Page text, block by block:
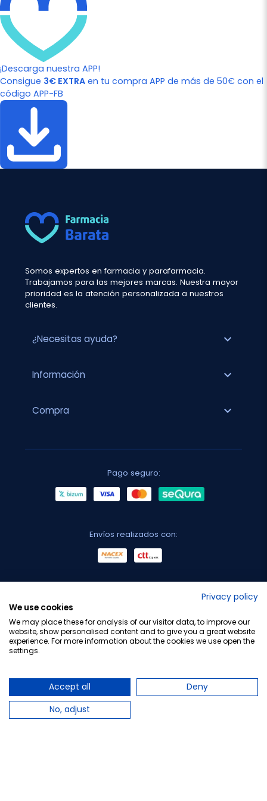
¡Descarga nuestra APP!
Consigue 3€ EXTRA en tu compra APP de más de 50€ con el
código APP-FB
Somos expertos en farmacia y parafarmacia.
Trabajamos para las mejores marcas. Nuestra mayor
prioridad es la atención personalizada a nuestros
clientes.
¿Necesitas ayuda? expand_more
Información expand_more
Compra expand_more
Pago seguro:
Envíos realizados con:
Privacy policy
We use cookies
We may place these for analysis of our visitor data, to improve our
website, show personalised content and to give you a great website
experience. For more information about the cookies we use open the
settings.
Accept all
Deny
No, adjust